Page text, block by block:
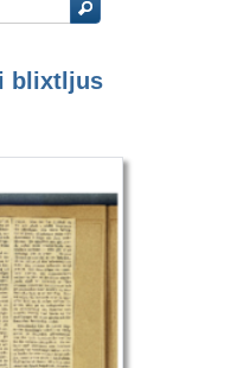
blixtljus